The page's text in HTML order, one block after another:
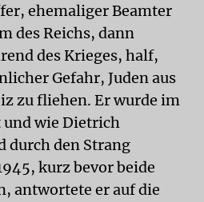
ehemaliger Beamter
des Reichs, dann
des Krieges, half,
Gefahr, Juden aus
zu fliehen. Er wurde im
wie Dietrich
durch den Strang
kurz bevor beide
antwortete er auf die